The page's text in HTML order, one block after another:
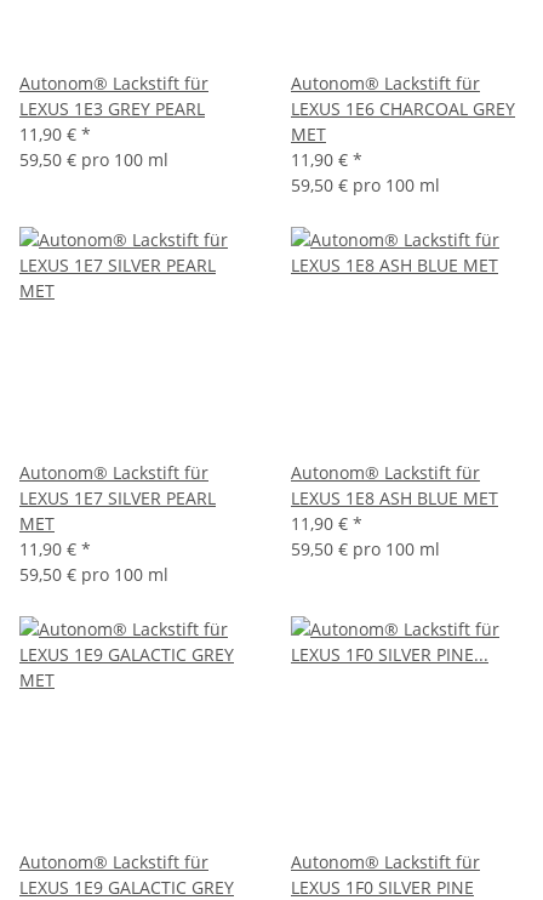
Autonom® Lackstift für
LEXUS 1E3 GREY PEARL
11,90 € *
59,50 € pro 100 ml
Autonom® Lackstift für
LEXUS 1E6 CHARCOAL GREY
MET
11,90 € *
59,50 € pro 100 ml
Autonom® Lackstift für
LEXUS 1E7 SILVER PEARL
MET
11,90 € *
59,50 € pro 100 ml
Autonom® Lackstift für
LEXUS 1E8 ASH BLUE MET
11,90 € *
59,50 € pro 100 ml
Autonom® Lackstift für
LEXUS 1E9 GALACTIC GREY
Autonom® Lackstift für
LEXUS 1F0 SILVER PINE